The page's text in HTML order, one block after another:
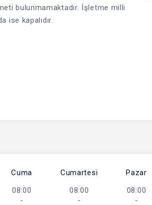
bulunmamaktadır. İşletme milli
ise kapalıdır.
Cuma
08:00
-
Cumartesi
08:00
-
Pazar
08:00
-